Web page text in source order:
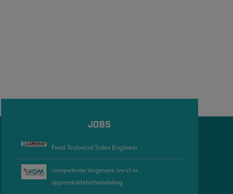
JOBS
Field Technical Sales Engineer
competente lesgevers (m/v) in
oppervlaktebehandeling